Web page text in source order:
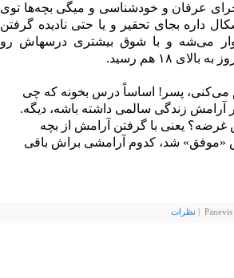
عرفان و خود‌شناسی و میگی بچه‌ها توی
داره بجای تحقیر و یا حتی نادیده گرفتن
می‌شه و با شوق بیشتری درسهاش رو
۱۸ هم رسید.
می‌کنی، پسر! اساساً درس بخونه که چی
آرامش زندگی سالمی داشته باشه، دیگه.
یعنی با گرفتن آرامش از بچه
«موفق» شد، کدوم آرامشی براش باقی
نظرات